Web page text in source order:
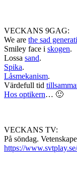
VECKANS 9GAG:
We are the sad
Smiley face i skogen.
Lossa sand.
Spika.
Låsmekanism.
Värdefull tid
Hos optikern… 🙂
VECKANS TV:
På söndag.
https://